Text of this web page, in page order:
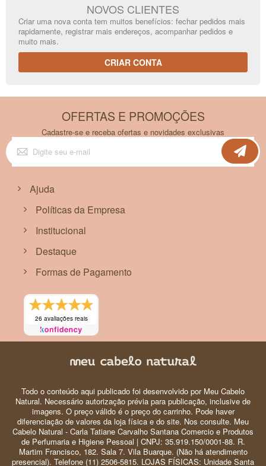
NOVOS CLIENTES
Criar uma nova conta tem muitos benefícios: fechar pedidos mais
rapidamente, registrar mais endereços, acompanhar pedidos e
muito mais.
CRIAR CONTA
OFERTAS E PROMOÇÕES
Cadastre-se e receba ofertas e novidades exclusivas
Inscreva-
se
na
Ajuda
Políticas da Empresa
Institucional
Destaque
Formas de Pagamento
26 avaliações reais
Todo o conteúdo aqui publicado foi desenvolvido por Meu Cabelo
Natural. Necessário autorização prévia para publicação, inclusive de
imagens. O preço válido é o preço do carrinho. Pode haver
diferenciação de valores da loja física e do site. Nos consulte. Meu
Cabelo Natural - Carla Tatiane Carvalho Santana Comercio e Produtos
de Perfumaria e Higiene Pessoal | CNPJ: 35.919.150/0001-88. R.
Martim Francisco, 182. Sala 7. Vila Buarque. (Não há atendimento
presencial). Telefone (11) 2506-5815. LOJAS FÍSICAS: Unidade Santa